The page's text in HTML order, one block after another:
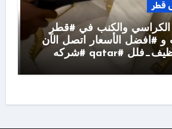
قطر
الكراسي والكنب في #قطر
و #افضل الأسعار اتصل الآن